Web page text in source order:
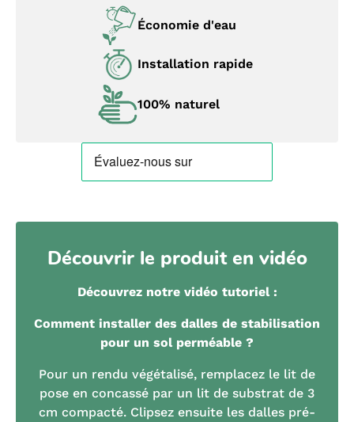
Économie d'eau
Installation rapide
100% naturel
Découvrir le produit en vidéo
Découvrez notre vidéo tutoriel :
Comment installer des dalles de stabilisation
pour un sol perméable ?
Pour un rendu végétalisé, remplacez le lit de
pose en concassé par un lit de substrat de 3
cm compacté. Clipsez ensuite les dalles pré-